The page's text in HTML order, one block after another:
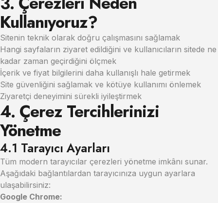
Kullanıyoruz?
Sitenin teknik olarak doğru çalışmasını sağlamak
Hangi sayfaların ziyaret edildiğini ve kullanıcıların sitede ne
kadar zaman geçirdiğini ölçmek
İçerik ve fiyat bilgilerini daha kullanışlı hale getirmek
Site güvenliğini sağlamak ve kötüye kullanımı önlemek
Ziyaretçi deneyimini sürekli iyileştirmek
4. Çerez Tercihlerinizi
Yönetme
4.1 Tarayıcı Ayarları
Tüm modern tarayıcılar çerezleri yönetme imkânı sunar.
Aşağıdaki bağlantılardan tarayıcınıza uygun ayarlara
ulaşabilirsiniz:
Google Chrome: